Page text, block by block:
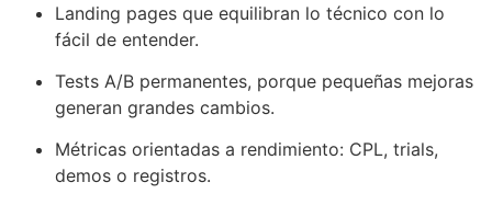
Landing pages que equilibran lo técnico con lo
fácil de entender.
Tests A/B permanentes, porque pequeñas mejoras
generan grandes cambios.
Métricas orientadas a rendimiento: CPL, trials,
demos o registros.